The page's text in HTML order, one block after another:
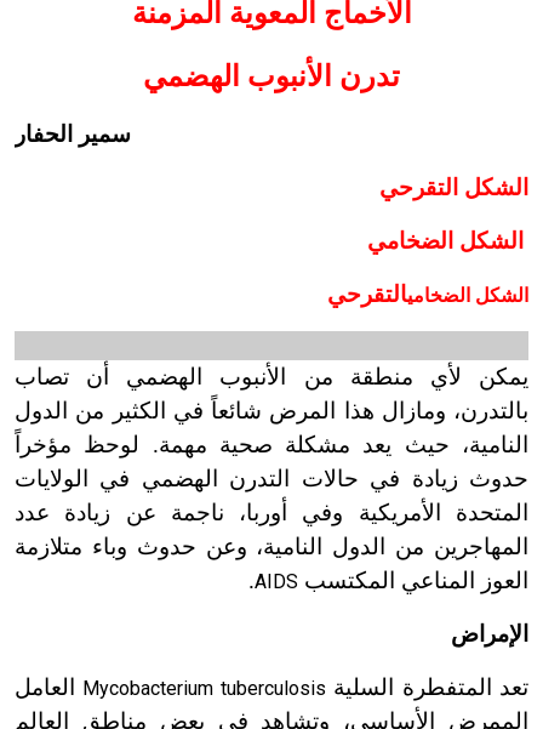
الأخماج المعوية المزمنة
تدرن الأنبوب الهضمي
سمير الحفار
الشكل التقرحي
الشكل الضخامي
الشكل الضخاميالتقرحي
يمكن لأي منطقة من الأنبوب الهضمي أن تصاب
بالتدرن، ومازال هذا المرض شائعاً في الكثير من الدول
النامية، حيث يعد مشكلة صحية مهمة. لوحظ مؤخراً
حدوث زيادة في حالات التدرن الهضمي في الولايات
المتحدة الأمريكية وفي أوربا، ناجمة عن زيادة عدد
المهاجرين من الدول النامية، وعن حدوث وباء متلازمة
العوز المناعي المكتسب AIDS
.
الإمراض
تعد المتفطرة السلية Mycobacterium tuberculosis العامل
الممرض الأساسي، وتشاهد في بعض مناطق العالم